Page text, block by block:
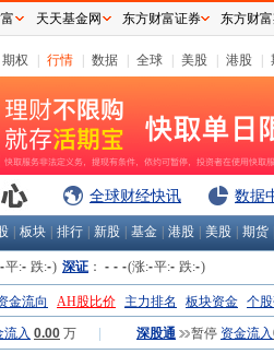
期权 行情 数据 全球 美股 港股
全球财经快讯 数据
板块 排行 新股 基金 港股 美股 期货
-平:- 跌:-) 深证 ： - - -(涨:-平:- 跌:-)
金流向 AH股比价 主力排名 板块资金 个
流入 0.00 万 深股通 暂停 资金流入
天天基金网 东方财富证券 东方财